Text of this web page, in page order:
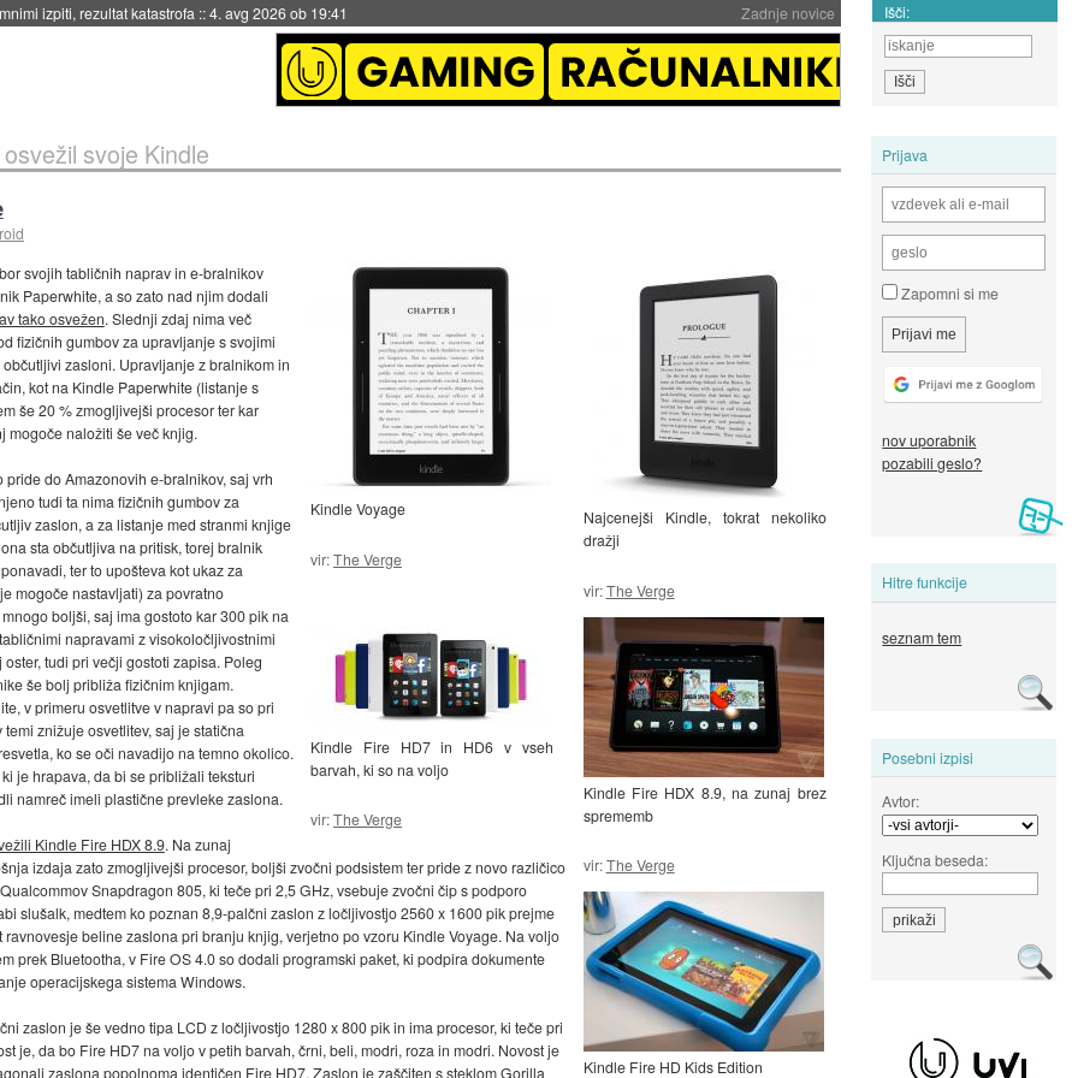
Zadnje novice
za večkratno uporabo::4. avg 2026 ob 19:41 Išči:
Prijava
Zapomni si me
nov uporabnik
pozabili geslo?
Hitre funkcije
seznam tem
Posebni izpisi
Avtor:
Ključna beseda:
svoje Kindle
Najcenejši Kindle, tokrat nekoliko
dražji
vir:The Verge
Kindle Voyage
vir:The Verge
Kindle Fire HDX 8.9, na zunaj brez
sprememb
vir:The Verge
Kindle Fire HD7 in HD6 v vseh
barvah, ki so na voljo
vir:The Verge
Kindle Fire HD Kids Edition
svojih tabličnih naprav in e-bralnikov
Paperwhite, a so zato nad njim dodali
tako osvežen. Slednji zdaj nima več
fizičnih gumbov za upravljanje s svojimi
zasloni. Upravljanje z bralnikom in
kot na Kindle Paperwhite (listanje s
še 20 % zmogljivejši procesor ter kar
mogoče naložiti še več knjig.
do Amazonovih e-bralnikov, saj vrh
tudi ta nima fizičnih gumbov za
zaslon, a za listanje med stranmi knjige
sta občutljiva na pritisk, torej bralnik
ter to upošteva kot ukaz za
mogoče nastavljati) za povratno
boljši, saj ima gostoto kar 300 pik na
napravami z visokoločljivostnimi
tudi pri večji gostoti zapisa. Poleg
še bolj približa fizičnim knjigam.
v primeru osvetlitve v napravi pa so pri
znižuje osvetlitev, saj je statična
ko se oči navadijo na temno okolico.
je hrapava, da bi se približali teksturi
namreč imeli plastične prevleke zaslona.
Kindle Fire HDX 8.9. Na zunaj
izdaja zato zmogljivejši procesor, boljši zvočni podsistem ter pride z novo različico
Snapdragon 805, ki teče pri 2,5 GHz, vsebuje zvočni čip s podporo
slušalk, medtem ko poznan 8,9-palčni zaslon z ločljivostjo 2560 x 1600 pik prejme
beline zaslona pri branju knjig, verjetno po vzoru Kindle Voyage. Na voljo
prek Bluetootha, v Fire OS 4.0 so dodali programski paket, ki podpira dokumente
operacijskega sistema Windows.
zaslon je še vedno tipa LCD z ločljivostjo 1280 x 800 pik in ima procesor, ki teče pri
je, da bo Fire HD7 na voljo v petih barvah, črni, beli, modri, roza in modri. Novost je
zaslona popolnoma identičen Fire HD7. Zaslon je zaščiten s steklom Gorilla